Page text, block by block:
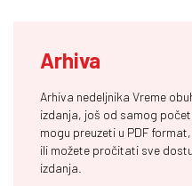
Arhiva
Arhiva nedeljnika Vreme
izdanja, još od samog
mogu preuzeti u PDF
ili možete pročitati sve
izdanja.